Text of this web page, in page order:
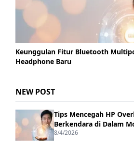
Keunggulan Fitur Bluetooth
Headphone Baru
NEW POST
Tips Mencegah HP
Berkendara di Dalam
8/4/2026